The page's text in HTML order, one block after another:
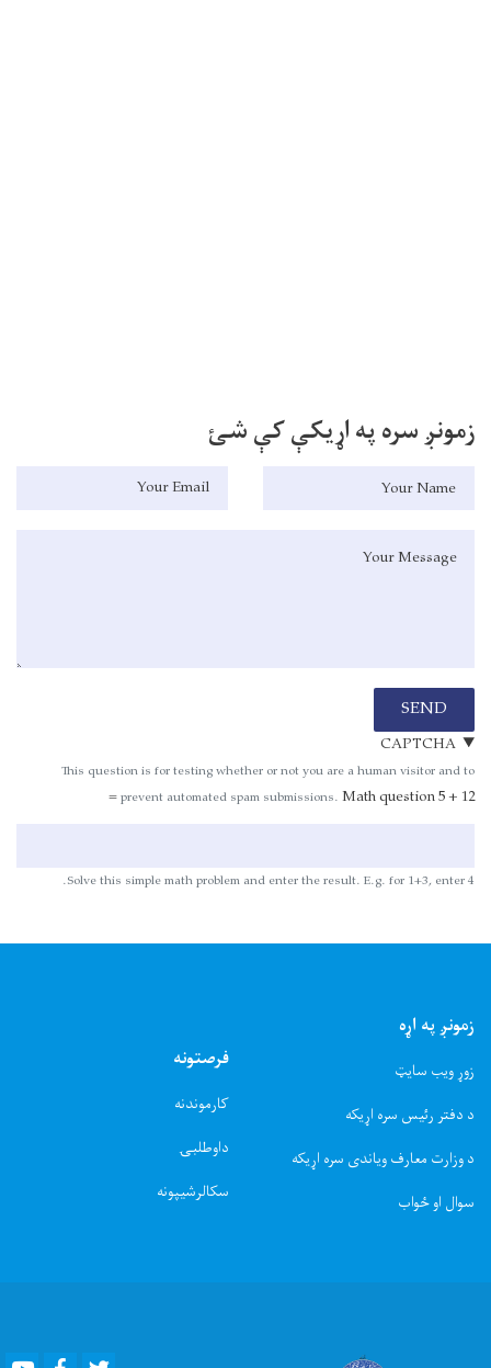
زمونږ سره په اړیکې کې شئ
SEND
CAPTCHA
This question is for testing whether or not you are a human visitor and to
prevent automated spam submissions. Math question5 + 12 =
Solve this simple math problem and enter the result. E.g. for 1+3, enter 4.
زمونږ په اړه
زوړ ویب سایټ
د دفتر رئیس سره اړیکه
د وزارت معارف ویاندی سره اړیکه
سوال او ځواب
فرصتونه
کارموندنه
داوطلبۍ
سکالرشیپونه